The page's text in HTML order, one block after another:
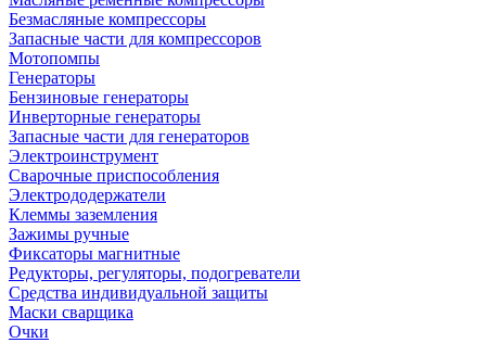
Безмасляные компрессоры
Запасные части для компрессоров
Мотопомпы
Генераторы
Бензиновые генераторы
Инверторные генераторы
Запасные части для генераторов
Электроинструмент
Сварочные приспособления
Электрододержатели
Клеммы заземления
Зажимы ручные
Фиксаторы магнитные
Редукторы, регуляторы, подогреватели
Средства индивидуальной защиты
Маски сварщика
Очки